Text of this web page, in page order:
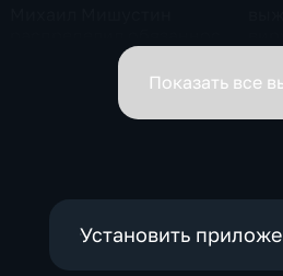
вице-премьеров
Показать все
Установить